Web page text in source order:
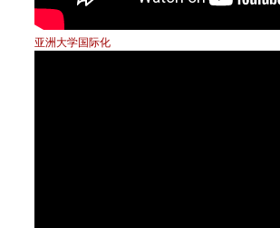
亚洲大学国际化